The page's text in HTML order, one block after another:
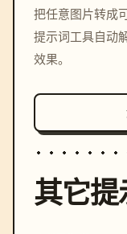
把任意图片转成
提示词工具自动
效果。
其它